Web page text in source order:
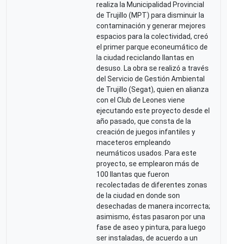
realiza la Municipalidad Provincial
de Trujillo (MPT) para disminuir la
contaminación y generar mejores
espacios para la colectividad, creó
el primer parque econeumático de
la ciudad reciclando llantas en
desuso. La obra se realizó a través
del Servicio de Gestión Ambiental
de Trujillo (Segat), quien en alianza
con el Club de Leones viene
ejecutando este proyecto desde el
año pasado, que consta de la
creación de juegos infantiles y
maceteros empleando
neumáticos usados. Para este
proyecto, se emplearon más de
100 llantas que fueron
recolectadas de diferentes zonas
de la ciudad en donde son
desechadas de manera incorrecta;
asimismo, éstas pasaron por una
fase de aseo y pintura, para luego
ser instaladas, de acuerdo a un